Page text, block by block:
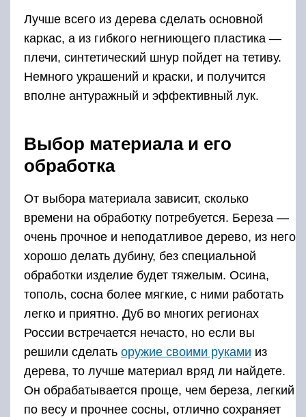
Лучше всего из дерева сделать основной
каркас, а из гибкого негниющего пластика —
плечи, синтетический шнур пойдет на тетиву.
Немного украшений и краски, и получится
вполне антуражный и эффективный лук.
Выбор материала и его
обработка
От выбора материала зависит, сколько
времени на обработку потребуется. Береза —
очень прочное и неподатливое дерево, из него
хорошо делать дубину, без специальной
обработки изделие будет тяжелым. Осина,
тополь, сосна более мягкие, с ними работать
легко и приятно. Дуб во многих регионах
России встречается нечасто, но если вы
решили сделать оружие своими руками из
дерева, то лучше материал вряд ли найдете.
Он обрабатывается проще, чем береза, легкий
по весу и прочнее сосны, отлично сохраняет